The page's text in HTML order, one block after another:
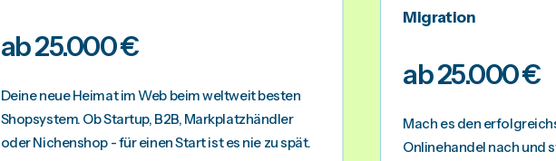
ab 25.000 €
Deine neue Heimat im Web beim weltweit besten
Shopsystem. Ob Startup, B2B, Markplatzhändler
oder Nichenshop - für einen Start ist es nie zu spät.
Migration
ab 25.000 €
Mach es den
Onlinehandel nach und